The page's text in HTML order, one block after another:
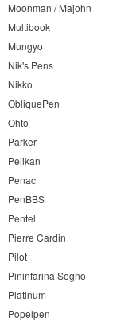
Moonman / Majohn
Multibook
Mungyo
Nik's Pens
Nikko
ObliquePen
Ohto
Parker
Pelikan
Penac
PenBBS
Pentel
Pierre Cardin
Pilot
Pininfarina Segno
Platinum
Popelpen